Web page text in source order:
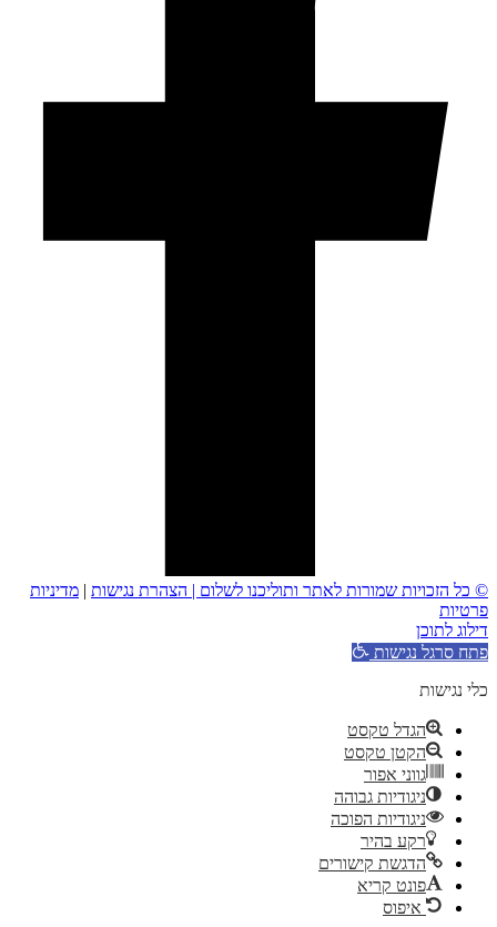
© כל הזכויות שמורות לאתר ותוליכנו לשלום | הצהרת נגישות | מדיניות
פרטיות
דילוג לתוכן
פתח סרגל נגישות
כלי נגישות
הגדל טקסט
הקטן טקסט
גווני אפור
ניגודיות גבוהה
ניגודיות הפוכה
רקע בהיר
הדגשת קישורים
פונט קריא
איפוס